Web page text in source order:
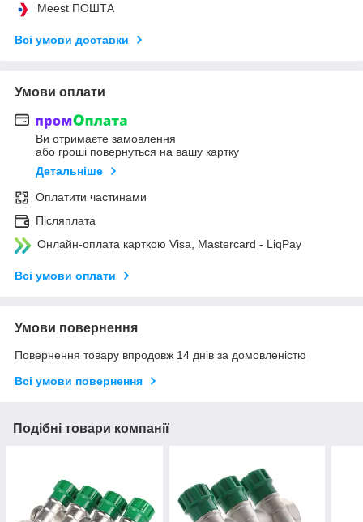
Meest ПОШТА
Всі умови доставки
Умови оплати
Ви отримаєте замовлення
або гроші повернуться на вашу картку
Детальніше
Оплатити частинами
Післяплата
Онлайн-оплата карткою Visa, Mastercard - LiqPay
Всі умови оплати
Умови повернення
Повернення товару впродовж 14 днів за домовленістю
Всі умови повернення
Подібні товари компанії